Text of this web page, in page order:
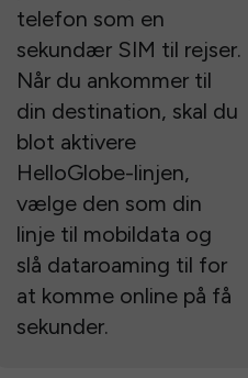
telefon som en
sekundær SIM til rejser.
Når du ankommer til
din destination, skal du
blot aktivere
HelloGlobe-linjen,
vælge den som din
linje til mobildata og
slå dataroaming til for
at komme online på få
sekunder.